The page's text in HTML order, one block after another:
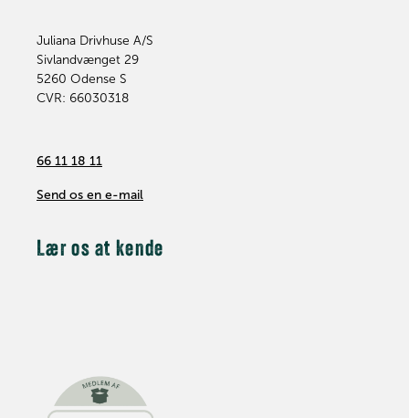
Juliana Drivhuse A/S
Sivlandvænget 29
5260 Odense S
CVR: 66030318
66 11 18 11
Send os en e-mail
Lær os at kende